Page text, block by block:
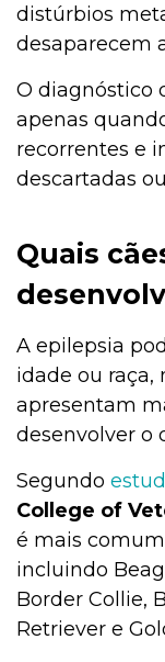
distúrbios
desaparecem
O diagnóstico
apenas
recorrentes e
descartadas
Quais
A epilepsia
idade ou raça,
apresentam
desenvolver o
Segundo
College of
é mais
incluindo
Border Collie,
Retriever e